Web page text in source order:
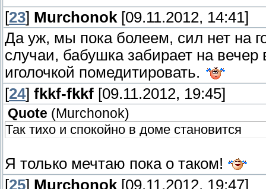
[23] Murchonok [09.11.2012, 14:41]
Да уж, мы пока болеем, сил нет на
случаи, бабушка забирает на
иголочкой помедитировать.
[24] fkkf-fkkf [09.11.2012, 19:45]
Quote (Murchonok)
Так тихо и спокойно в доме становится
Я только мечтаю пока о таком!
[25] Murchonok [09.11.2012, 19:47]